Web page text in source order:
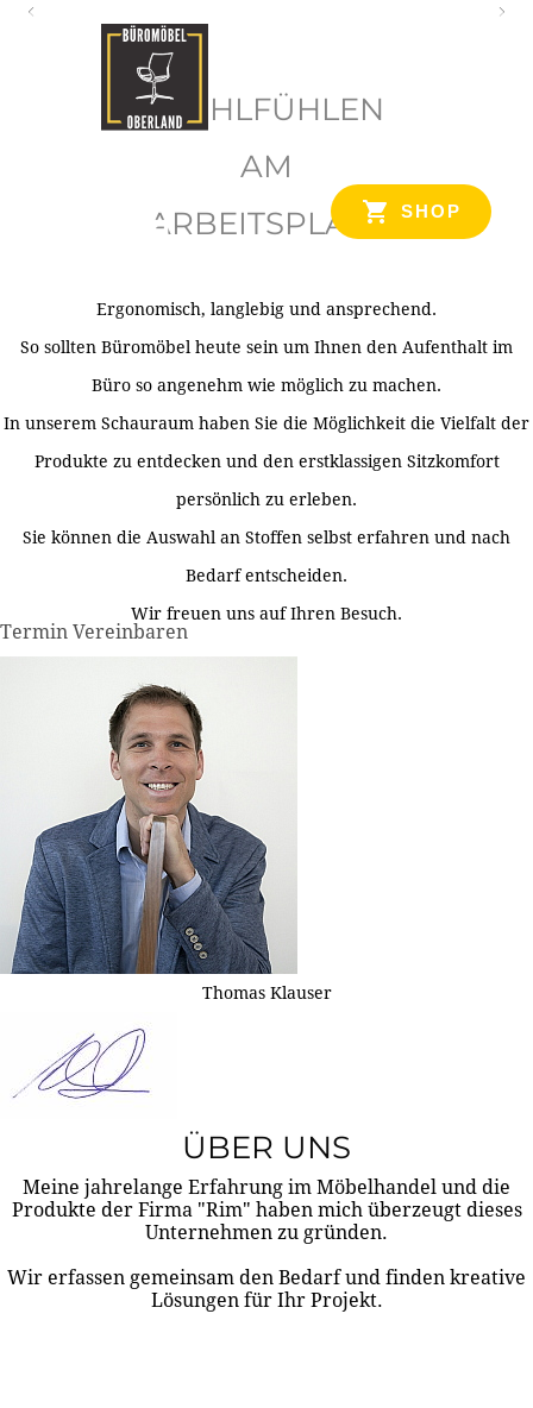
SHOP
WOHLFÜHLEN
AM
ARBEITSPLATZ
Ergonomisch, langlebig und ansprechend.
So sollten Büromöbel heute sein um Ihnen den Aufenthalt im
Büro so angenehm wie möglich zu machen.
In unserem Schauraum haben Sie die Möglichkeit die Vielfalt der
Produkte zu entdecken und den erstklassigen Sitzkomfort
persönlich zu erleben.
Sie können die Auswahl an Stoffen selbst erfahren und nach
Bedarf entscheiden.
Wir freuen uns auf Ihren Besuch.
Termin Vereinbaren
Thomas Klauser
ÜBER UNS
Meine jahrelange Erfahrung im Möbelhandel und die
Produkte der Firma "Rim" haben mich überzeugt dieses
Unternehmen zu gründen.
Wir erfassen gemeinsam den Bedarf und finden kreative
Lösungen für Ihr Projekt.